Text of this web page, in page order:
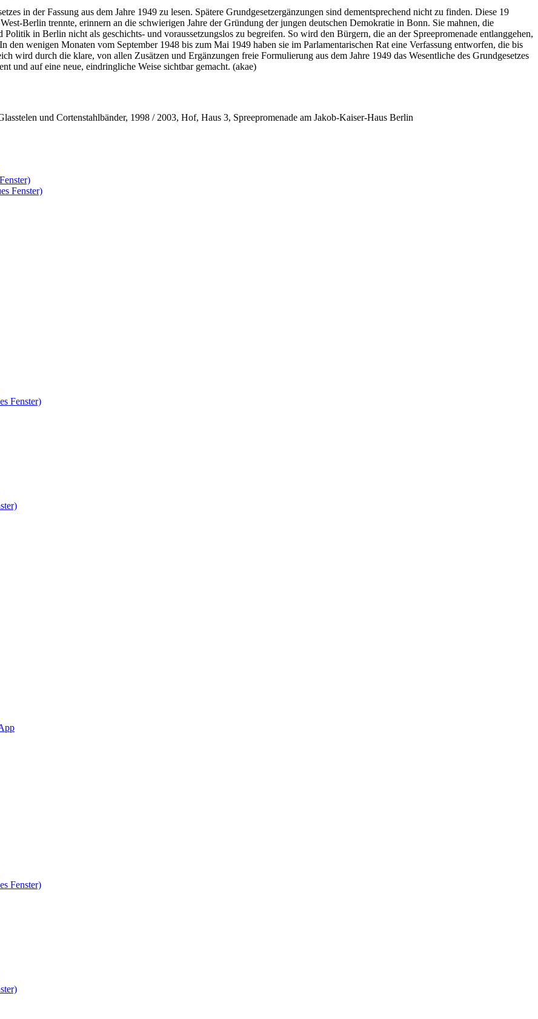
in der Fassung aus dem Jahre 1949 zu lesen. Spätere Grundgesetzergänzungen sind dementsprechend nicht zu finden. Diese 19
Berlin trennte, erinnern an die schwierigen Jahre der Gründung der jungen deutschen Demokratie in Bonn. Sie mahnen, die
in Berlin nicht als geschichts- und voraussetzungslos zu begreifen. So wird den Bürgern, die an der Spreepromenade entlanggehen,
den wenigen Monaten vom September 1948 bis zum Mai 1949 haben sie im Parlamentarischen Rat eine Verfassung entworfen, die bis
wird durch die klare, von allen Zusätzen und Ergänzungen freie Formulierung aus dem Jahre 1949 das Wesentliche des Grundgesetzes
und auf eine neue, eindringliche Weise sichtbar gemacht. (akae)
und Cortenstahlbänder, 1998 / 2003, Hof, Haus 3, Spreepromenade am Jakob-Kaiser-Haus Berlin
Fenster)
Fenster)
Fenster)